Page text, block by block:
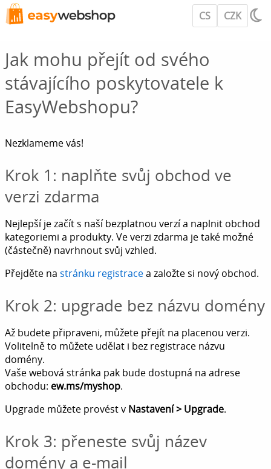
CS CZK
Jak mohu přejít od svého
stávajícího poskytovatele k
EasyWebshopu?
Nezklameme vás!
Krok 1: naplňte svůj obchod ve
verzi zdarma
Nejlepší je začít s naší bezplatnou verzí a naplnit obchod
kategoriemi a produkty. Ve verzi zdarma je také možné
(částečně) navrhnout svůj vzhled.
Přejděte na stránku registracea založte si nový obchod.
Krok 2: upgrade bez názvu domény
Až budete připraveni, můžete přejít na placenou verzi.
Volitelně to můžete udělat i bez registrace názvu
domény.
Vaše webová stránka pak bude dostupná na adrese
obchodu: ew.ms/myshop.
Upgrade můžete provést v Nastavení > Upgrade.
Krok 3: přeneste svůj název
domény a e-mail